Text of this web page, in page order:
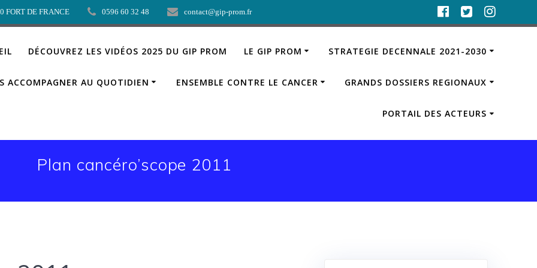
FORT DE FRANCE 0596 60 32 48 contact@gip-prom.fr
DÉCOUVREZ LES VIDÉOS 2025 DU GIP PROM LE GIP PROM STRATEGIE DECENNALE 2021-2030
ACCOMPAGNER AU QUOTIDIEN ENSEMBLE CONTRE LE CANCER GRANDS DOSSIERS REGIONAUX
PORTAIL DES ACTEURS
Plan cancéro’scope 2011